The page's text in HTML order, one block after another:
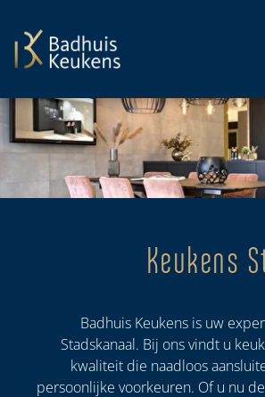
Keukens
Badhuis Keukens is uw
Stadskanaal. Bij ons vindt u
kwaliteit die naadloos
persoonlijke voorkeuren. Of u nu